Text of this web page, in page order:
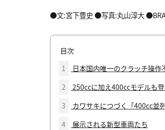
●文:宮下豊史 ●写真:丸山淳大
目次
1
日本国内唯一のクラッチ操
2
250ccに加え400ccモデルも
3
カワサキにつづく「400cc並
4
展示される新型車両たち